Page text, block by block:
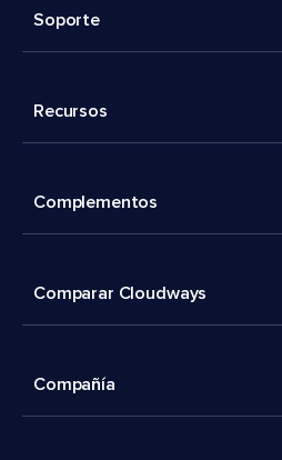
Soporte
Recursos
Complementos
Comparar Cloudways
Compañía